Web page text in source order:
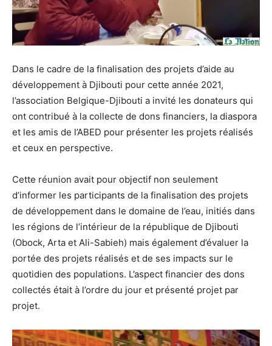
Dans le cadre de la finalisation des projets d’aide au
développement à Djibouti pour cette année 2021,
l’association Belgique-Djibouti a invité les donateurs qui
ont contribué à la collecte de dons financiers, la diaspora
et les amis de l’ABED pour présenter les projets réalisés
et ceux en perspective.
Cette réunion avait pour objectif non seulement
d’informer les participants de la finalisation des projets
de développement dans le domaine de l’eau, initiés dans
les régions de l’intérieur de la république de Djibouti
(Obock, Arta et Ali-Sabieh) mais également d’évaluer la
portée des projets réalisés et de ses impacts sur le
quotidien des populations. L’aspect financier des dons
collectés était à l’ordre du jour et présenté projet par
projet.